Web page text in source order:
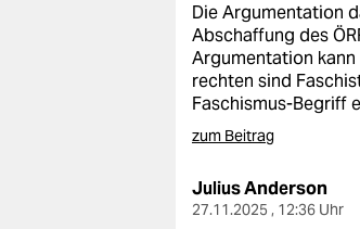
Die Argumentation
Abschaffung des
Argumentation
rechten sind
Faschismus-Begriff
zum Beitrag
Julius Anderson
27.11.2025 , 12:36 Uhr